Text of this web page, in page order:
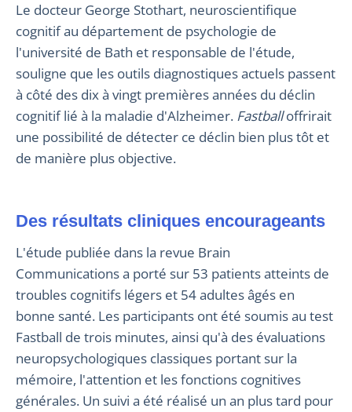
Le docteur George Stothart, neuroscientifique
cognitif au département de psychologie de
l'université de Bath et responsable de l'étude,
souligne que les outils diagnostiques actuels passent
à côté des dix à vingt premières années du déclin
cognitif lié à la maladie d'Alzheimer. Fastballoffrirait
une possibilité de détecter ce déclin bien plus tôt et
de manière plus objective.
Des résultats cliniques encourageants
L'étude publiée dans la revue Brain
Communications a porté sur 53 patients atteints de
troubles cognitifs légers et 54 adultes âgés en
bonne santé. Les participants ont été soumis au test
Fastball de trois minutes, ainsi qu'à des évaluations
neuropsychologiques classiques portant sur la
mémoire, l'attention et les fonctions cognitives
générales. Un suivi a été réalisé un an plus tard pour